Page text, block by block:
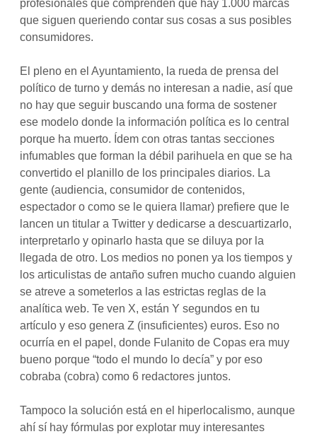
profesionales que comprenden que hay 1.000 marcas
que siguen queriendo contar sus cosas a sus posibles
consumidores.
El pleno en el Ayuntamiento, la rueda de prensa del
político de turno y demás no interesan a nadie, así que
no hay que seguir buscando una forma de sostener
ese modelo donde la información política es lo central
porque ha muerto. Ídem con otras tantas secciones
infumables que forman la débil parihuela en que se ha
convertido el planillo de los principales diarios. La
gente (audiencia, consumidor de contenidos,
espectador o como se le quiera llamar) prefiere que le
lancen un titular a Twitter y dedicarse a descuartizarlo,
interpretarlo y opinarlo hasta que se diluya por la
llegada de otro. Los medios no ponen ya los tiempos y
los articulistas de antaño sufren mucho cuando alguien
se atreve a someterlos a las estrictas reglas de la
analítica web. Te ven X, están Y segundos en tu
artículo y eso genera Z (insuficientes) euros. Eso no
ocurría en el papel, donde Fulanito de Copas era muy
bueno porque “todo el mundo lo decía” y por eso
cobraba (cobra) como 6 redactores juntos.
Tampoco la solución está en el hiperlocalismo, aunque
ahí sí hay fórmulas por explotar muy interesantes